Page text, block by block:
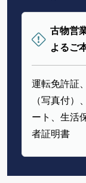
古物営
よるご
運転免許証
（写真付
ート、生活
者証明書